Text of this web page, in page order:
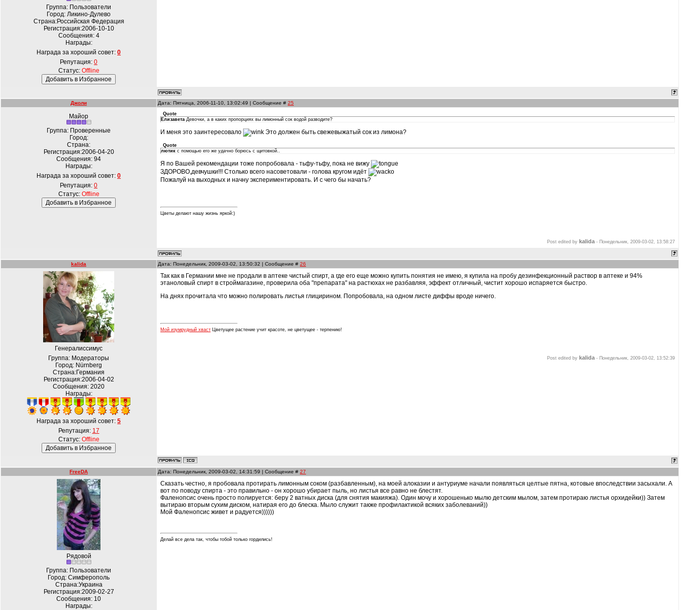
Группа: Пользователи
Город: Ликино-Дулево
Страна:Российская Федерация
Регистрация:2006-10-10
Сообщения: 4
Награды:
Награда за хороший совет: 0
Репутация: 0
Статус: Offline
Джоли Дата: Пятница, 2006-11-10, 13:02:49 | Сообщение # 25
Майор
Группа: Проверенные
Город:
Страна:
Регистрация:2006-04-20
Сообщения: 94
Награды:
Награда за хороший совет: 0
Репутация: 0
Статус: Offline
Quote
Елизавета Девочки, а в каких пропорциях вы лимонный сок водой разводите?
И меня это заинтересовало Это должен быть свежевыжатый сок из лимона?
Quote
лютик с помощью его же удачно борюсь с щитовкой..
Я по Вашей рекомендации тоже попробовала - тьфу-тьфу, пока не вижу
ЗДОРОВО,девчушки!!! Столько всего насоветовали - голова кругом идёт
Пожалуй на выходных и начну экспериментировать. И с чего бы начать?
Цветы делают нашу жизнь яркой:)
Post edited by kalida - Понедельник, 2009-03-02, 13:58:27
kalida Дата: Понедельник, 2009-03-02, 13:50:32 | Сообщение # 26
Генералиссимус
Группа: Модераторы
Город: Nürnberg
Страна:Германия
Регистрация:2006-04-02
Сообщения: 2020
Награды:
Награда за хороший совет: 5
Репутация: 17
Статус: Offline
Так как в Германии мне не продали в аптеке чистый спирт, а где его еще можно купить понятия не имею, я купила на пробу дезинфекционный раствор в аптеке и 94%
этаноловый спирт в строймагазине, проверила оба "препарата" на растюхах не разбавляя, эффект отличный, чистит хорошо испаряется быстро.
На днях прочитала что можно полировать листья глицирином. Попробовала, на одном листе диффы вроде ничего.
Мой изумрудный хваст Цветущее растение учит красоте, не цветущее - терпению!
Post edited by kalida - Понедельник, 2009-03-02, 13:52:39
FreeDA Дата: Понедельник, 2009-03-02, 14:31:59 | Сообщение # 27
Рядовой
Группа: Пользователи
Город: Симферополь
Страна:Украина
Регистрация:2009-02-27
Сообщения: 10
Награды:
Сказать честно, я пробовала протирать лимонным соком (разбавленным), на моей алоказии и антуриуме начали появляться целтые пятна, котовые впоследствии засыхали. А
вот по поводу спирта - это правильно - он хорошо убирает пыль, но листья все равно не блестят.
Фаленопсис очень просто полируется: беру 2 ватных диска (для снятия макияжа). Один мочу и хорошенько мылю детским мылом, затем протираю листья орхидейки)) Затем
вытираю вторым сухим диском, натирая его до блеска. Мыло служит также профилактикой всяких заболеваний))
Мой Фаленопсис живет и радуется))))))
Делай все дела так, чтобы тобой только гордились!